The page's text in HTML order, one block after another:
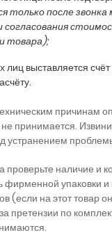
только после звонка
согласования
товара);
лиц выставляется
причинам
принимается.
устранением
проверьте наличие и
фирменной упаковки
(если на этот товар
претензии по